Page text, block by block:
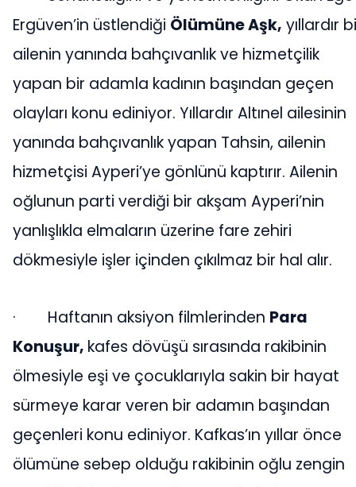
Ergüven’in üstlendiği Ölümüne Aşk, yıllardır
ailenin yanında bahçıvanlık ve hizmetçilik
yapan bir adamla kadının başından geçen
olayları konu ediniyor. Yıllardır Altınel ailesinin
yanında bahçıvanlık yapan Tahsin, ailenin
hizmetçisi Ayperi’ye gönlünü kaptırır. Ailenin
oğlunun parti verdiği bir akşam Ayperi’nin
yanlışlıkla elmaların üzerine fare zehiri
dökmesiyle işler içinden çıkılmaz bir hal alır.
· Haftanın aksiyon filmlerinden Para
Konuşur, kafes dövüşü sırasında rakibinin
ölmesiyle eşi ve çocuklarıyla sakin bir hayat
sürmeye karar veren bir adamın başından
geçenleri konu ediniyor. Kafkas’ın yıllar önce
ölümüne sebep olduğu rakibinin oğlu zengin